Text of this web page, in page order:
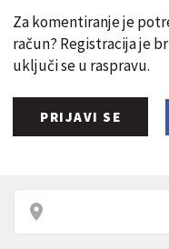
Za komentiranje je
račun? Registracija je
uključi se u raspravu.
PRIJAVI SE